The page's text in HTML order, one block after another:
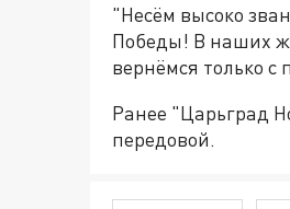
"Несём высоко
Победы! В наших
вернёмся только
Ранее "Царьград
передовой.